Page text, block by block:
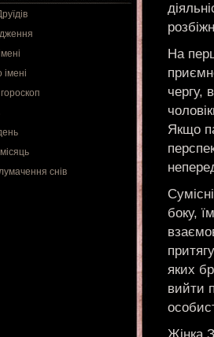
імені
снів
На
чергу,
Якщо
боку,
яких
вийти
Жінка